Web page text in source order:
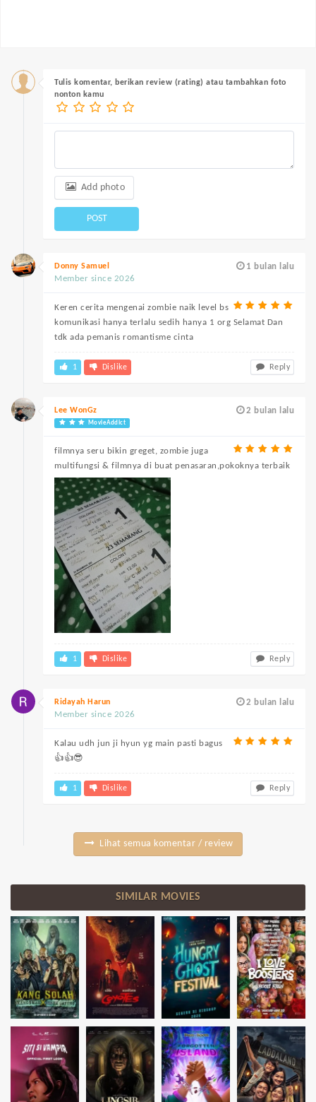
Tulis komentar, berikan review (rating) atau tambahkan foto
nonton kamu
Add photo
POST
1 bulan lalu
Donny Samuel
Member since 2026
Keren cerita mengenai zombie naik level bs
komunikasi hanya terlalu sedih hanya 1 org Selamat Dan
tdk ada pemanis romantisme cinta
1 Dislike Reply
2 bulan lalu
Lee WonGz
MovieAddict
filmnya seru bikin greget, zombie juga
multifungsi & filmnya di buat penasaran,pokoknya terbaik
1 Dislike Reply
2 bulan lalu
Ridayah Harun
Member since 2026
Kalau udh jun ji hyun yg main pasti bagus
👍👍😎
1 Dislike Reply
Lihat semua komentar / review
SIMILAR MOVIES